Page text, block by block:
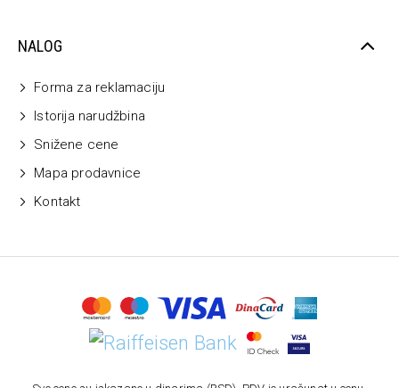
NALOG
Forma za reklamaciju
Istorija narudžbina
Snižene cene
Mapa prodavnice
Kontakt